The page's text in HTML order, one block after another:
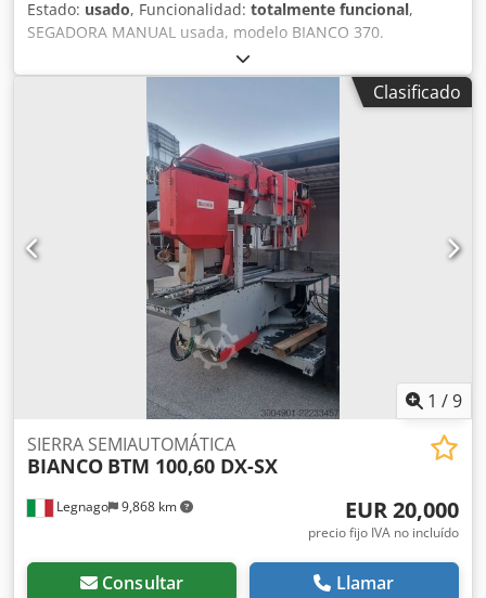
Estado: usado, Funcionalidad: totalmente funcional,
SEGADORA MANUAL usada, modelo BIANCO 370.
Clasificado
1 /9
Legnago 9,868 km
SIERRA SEMIAUTOMÁTICA
BIANCO BTM 100,60 DX-SX
EUR 20,000
precio fijo IVA no incluído
Consultar Llamar